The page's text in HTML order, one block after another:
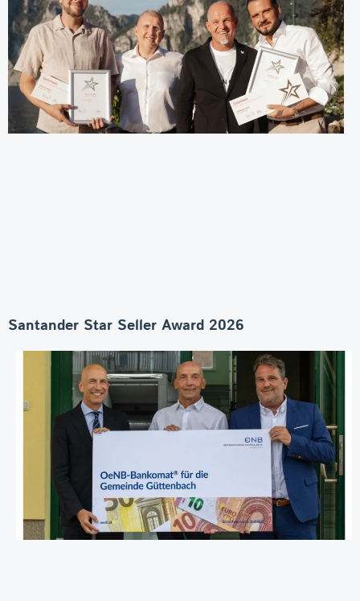
Santander Star Seller Award 2026